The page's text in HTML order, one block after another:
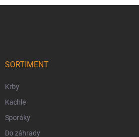
SORTIMENT
Krby
Kachle
Sporáky
Do záhrady